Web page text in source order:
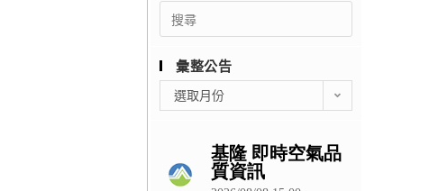
Search
for:
彙整公告
整
選取月份